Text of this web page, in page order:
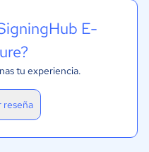
E-
tu experiencia.
reseña